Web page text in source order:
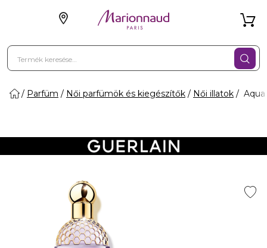
Parfüm Női parfümök és kiegészítők Női illatok